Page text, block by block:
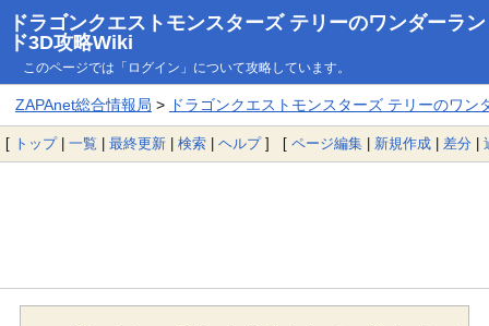
ドラゴンクエストモンスターズ テリーのワンダーラン
ド3D攻略Wiki
このページでは「ログイン」について攻略しています。
ZAPAnet総合情報局 > ドラゴンクエストモンスターズ テリーのワン
[ トップ| 一覧 | 最終更新 | 検索 | ヘルプ] [ ページ編集 | 新規作成 | 差分 |